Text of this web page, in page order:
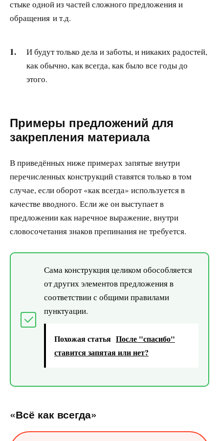
стыке одной из частей сложного предложения и
обращения и т.д.
И будут только дела и заботы, и никаких радостей,
как обычно, как всегда, как было все годы до
этого.
Примеры предложений для
закрепления материала
В приведённых ниже примерах запятые внутри
перечисленных конструкций ставятся только в том
случае, если оборот «как всегда» используется в
качестве вводного. Если же он выступает в
предложении как наречное выражение, внутри
словосочетания знаков препинания не требуется.
Сама конструкция целиком обособляется
от других элементов предложения в
соответствии с общими правилами
пунктуации.
Похожая статья После "спасибо"
ставится запятая или нет?
«Всё как всегда»